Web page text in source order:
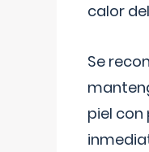
calor
Se
piel con